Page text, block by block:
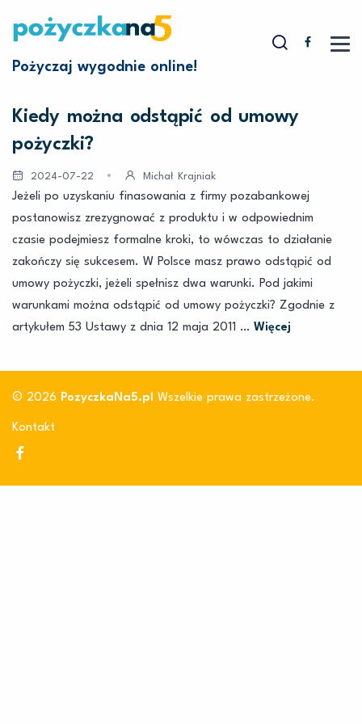
Pożyczaj wygodnie online!
Kiedy można odstąpić od umowy
pożyczki?
2024-07-22 Michał Krajniak
Jeżeli po uzyskaniu finasowania z firmy pozabankowej
postanowisz zrezygnować z produktu i w odpowiednim
czasie podejmiesz formalne kroki, to wówczas to działanie
zakończy się sukcesem. W Polsce masz prawo odstąpić od
umowy pożyczki, jeżeli spełnisz dwa warunki. Pod jakimi
warunkami można odstąpić od umowy pożyczki? Zgodnie z
artykułem 53 Ustawy z dnia 12 maja 2011 … Więcej
© 2026 PozyczkaNa5.pl Wszelkie prawa zastrzeżone.
Kontakt